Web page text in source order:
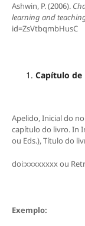
Ashwin, P. (2006).
learning and
id=ZsVtbqmbHusC
Capítulo
Apelido, Inicial do
capítulo do livro. In
ou Eds.), Título do
doi:xxxxxxxx ou
Exemplo: